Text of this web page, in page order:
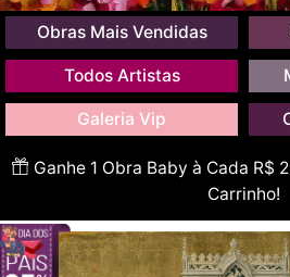
Obras Mais Vendidas
Todos Artistas
Galeria Vip
Ganhe 1 Obra Baby à Cada R$
Carrinho!